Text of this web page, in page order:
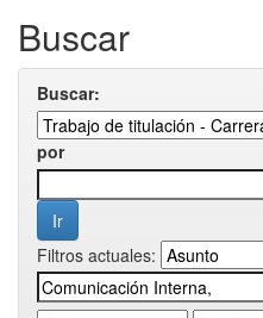
Buscar
Buscar:
por
Filtros actuales: